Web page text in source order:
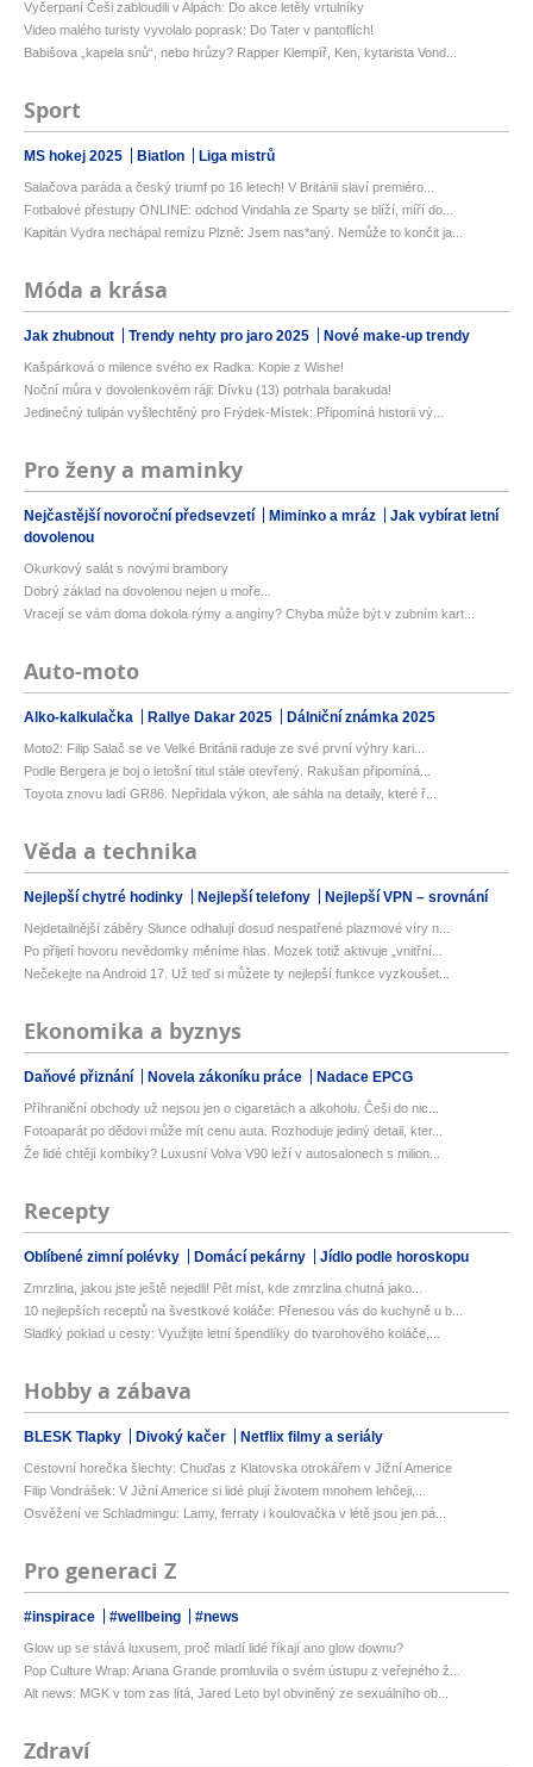
Vyčerpaní Češi zabloudili v Alpách: Do akce letěly vrtulníky
Video malého turisty vyvolalo poprask: Do Tater v pantoflích!
Babišova „kapela snů“, nebo hrůzy? Rapper Klempíř, Ken, kytarista Vond...
Sport
MS hokej 2025 Biatlon Liga mistrů
Salačova paráda a český triumf po 16 letech! V Británii slaví premiéro...
Fotbalové přestupy ONLINE: odchod Vindahla ze Sparty se blíží, míří do...
Kapitán Vydra nechápal remízu Plzně: Jsem nas*aný. Nemůže to končit ja...
Móda a krása
Jak zhubnout Trendy nehty pro jaro 2025 Nové make-up trendy
Kašpárková o milence svého ex Radka: Kopie z Wishe!
Noční můra v dovolenkovém ráji: Dívku (13) potrhala barakuda!
Jedinečný tulipán vyšlechtěný pro Frýdek-Místek: Připomíná historii vý...
Pro ženy a maminky
Nejčastější novoroční předsevzetí Miminko a mráz
Jak vybírat letní
dovolenou
Okurkový salát s novými brambory
Dobrý základ na dovolenou nejen u moře...
Vracejí se vám doma dokola rýmy a angíny? Chyba může být v zubním kart...
Auto-moto
Alko-kalkulačka Rallye Dakar 2025 Dálniční známka 2025
Moto2: Filip Salač se ve Velké Británii raduje ze své první výhry kari...
Podle Bergera je boj o letošní titul stále otevřený. Rakušan připomíná...
Toyota znovu ladí GR86. Nepřidala výkon, ale sáhla na detaily, které ř...
Věda a technika
Nejlepší chytré hodinky Nejlepší telefony Nejlepší VPN – srovnání
Nejdetailnější záběry Slunce odhalují dosud nespatřené plazmové víry n...
Po přijetí hovoru nevědomky měníme hlas. Mozek totiž aktivuje „vnitřní...
Nečekejte na Android 17. Už teď si můžete ty nejlepší funkce vyzkoušet...
Ekonomika a byznys
Daňové přiznání Novela zákoníku práce Nadace EPCG
Příhraniční obchody už nejsou jen o cigaretách a alkoholu. Češi do nic...
Fotoaparát po dědovi může mít cenu auta. Rozhoduje jediný detail, kter...
Že lidé chtějí kombíky? Luxusní Volva V90 leží v autosalonech s milion...
Recepty
Oblíbené zimní polévky Domácí pekárny Jídlo podle horoskopu
Zmrzlina, jakou jste ještě nejedli! Pět míst, kde zmrzlina chutná jako...
10 nejlepších receptů na švestkové koláče: Přenesou vás do kuchyně u b...
Sladký poklad u cesty: Využijte letní špendlíky do tvarohového koláče,...
Hobby a zábava
BLESK Tlapky Divoký kačer Netflix filmy a seriály
Cestovní horečka šlechty: Chuďas z Klatovska otrokářem v Jižní Americe
Filip Vondrášek: V Jižní Americe si lidé plují životem mnohem lehčeji,...
Osvěžení ve Schladmingu: Lamy, ferraty i koulovačka v létě jsou jen pá...
Pro generaci Z
#inspirace #wellbeing #news
Glow up se stává luxusem, proč mladí lidé říkají ano glow downu?
Pop Culture Wrap: Ariana Grande promluvila o svém ústupu z veřejného ž...
Alt news: MGK v tom zas lítá, Jared Leto byl obviněný ze sexuálního ob...
Zdraví